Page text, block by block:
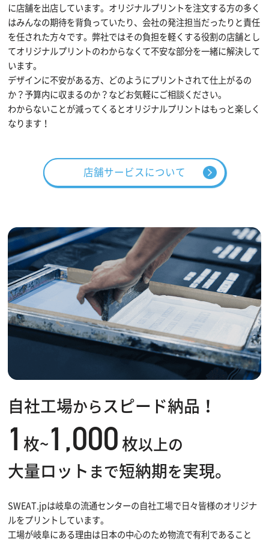
に店舗を出店しています。オリジナルプリントを注文する方の多く
はみんなの期待を背負っていたり、会社の発注担当だったりと責任
を任された方々です。弊社ではその負担を軽くする役割の店舗とし
てオリジナルプリントのわからなくて不安な部分を一緒に解決して
います。
デザインに不安がある方、どのようにプリントされて仕上がるの
か？予算内に収まるのか？などお気軽にご相談ください。
わからないことが減ってくるとオリジナルプリントはもっと楽しく
なります！
店舗サービスについて
自社工場から スピード納品！
1枚~ 1,000 枚以上の
大量ロット まで短納期 を実現。
SWEAT.jpは岐阜の流通センターの自社工場で日々皆様のオリジナ
ルをプリントしています。
工場が岐阜にある理由は日本の中心のため物流で有利であること